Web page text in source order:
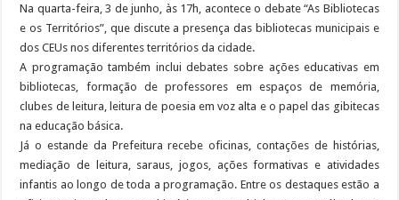
Na quarta-feira, 3 de junho, às 17h, acontece o debate “As Bibliotecas
e os Territórios”, que discute a presença das bibliotecas municipais e
dos CEUs nos diferentes territórios da cidade.
A programação também inclui debates sobre ações educativas em
bibliotecas, formação de professores em espaços de memória,
clubes de leitura, leitura de poesia em voz alta e o papel das gibitecas
na educação básica.
Já o estande da Prefeitura recebe oficinas, contações de histórias,
mediação de leitura, saraus, jogos, ações formativas e atividades
infantis ao longo de toda a programação. Entre os destaques estão a